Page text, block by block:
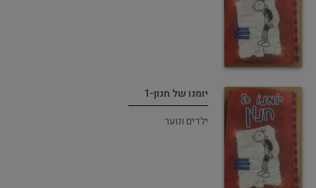
יומנו של חנון-1
ילדים ונוער